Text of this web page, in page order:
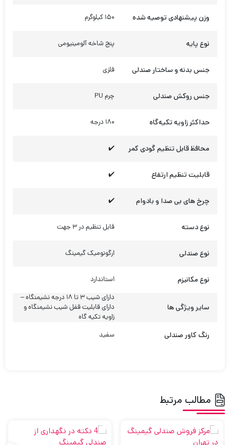
وزن پیشنهادی توصیه شده 150 کیلوگرم
نوع پایه پنج شاخه آلومینیومی
جنس بدنه و ساختار صندلی فلزی
جنس روکش صندلی چرم PU
حداکثر زاویه تکیه‌گاه 180 درجه
محافظ قابل تنظیم گودی کمر ✔️
قابلیت تنظیم ارتفاع ✔️
چرخ های بی صدا و بادوام ✔️
نوع دسته قابل تنظیم در 3 جهت
نوع صندلی ارگونومیک گیمینگ
نوع مکانیزم استاندارد
سایر ویژگی ها
دارای شیب 3 تا 18 درجه نشیمنگاه –
دارای قابلیت قفل شیب نشیمنگاه و
زاویه تکیه گاه
رنگ کاور صندلی سفید
مطالب مرتبط